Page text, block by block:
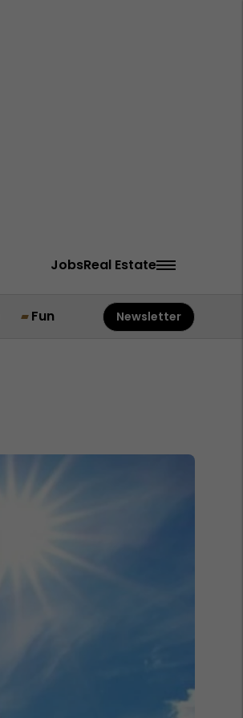
JobsReal Estate
Fun Newsletter